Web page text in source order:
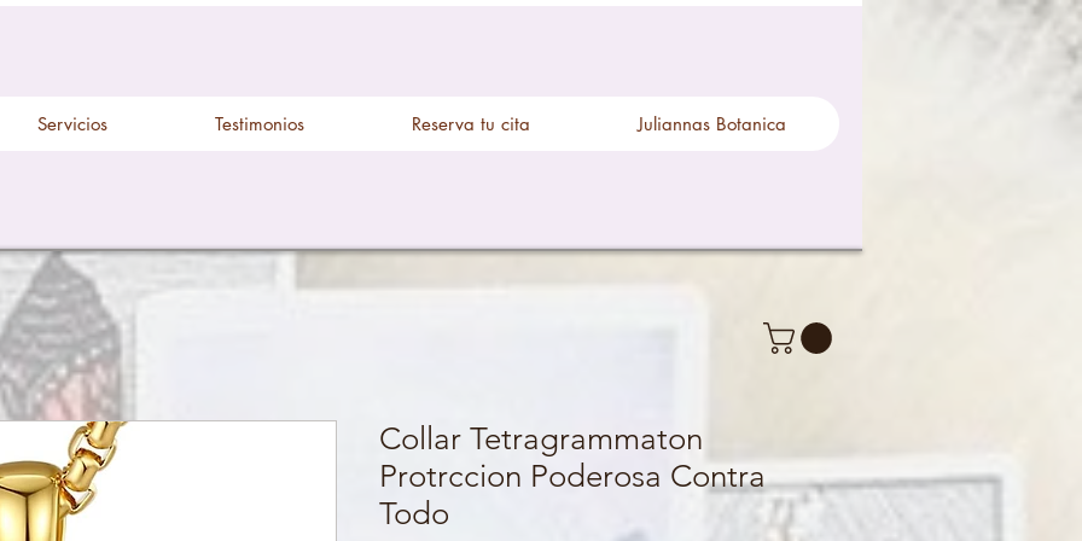
Servicios Testimonios Reserva tu cita Juliannas Botanica
Collar Tetragrammaton
Protrccion Poderosa Contra
Todo